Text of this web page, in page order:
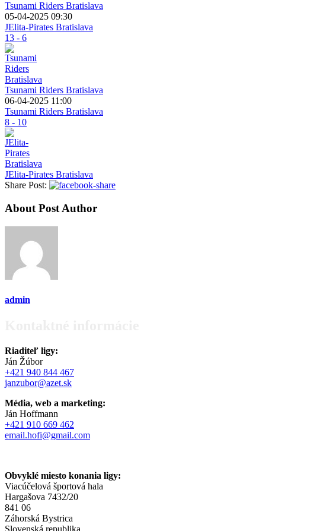
Tsunami Riders Bratislava
05-04-2025 09:30
JElita-Pirates Bratislava
13 - 6
Tsunami Riders Bratislava
06-04-2025 11:00
Tsunami Riders Bratislava
8 - 10
JElita-Pirates Bratislava
Share Post:
About Post Author
admin
Riaditeľ ligy:
Ján Žúbor
+421 940 844 467
janzubor@azet.sk
Média, web a marketing:
Ján Hoffmann
+421 910 669 462
email.hofi@gmail.com
Obvyklé miesto konania ligy:
Viacúčelová športová hala
Hargašova 7432/20
841 06
Záhorská Bystrica
Slovenská republika